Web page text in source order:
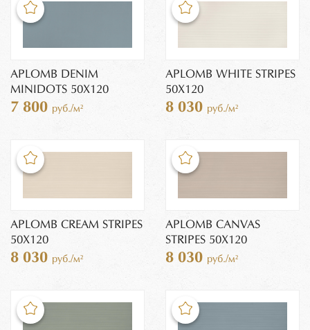
APLOMB DENIM
MINIDOTS 50X120
7 800 руб./м²
APLOMB WHITE STRIPES
50X120
8 030 руб./м²
APLOMB CREAM STRIPES
50X120
8 030 руб./м²
APLOMB CANVAS
STRIPES 50X120
8 030 руб./м²